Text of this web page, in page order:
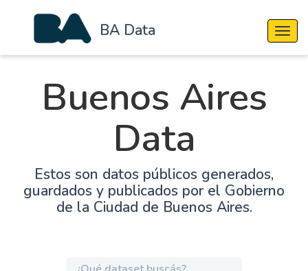
BA Data
Buenos Aires
Data
Estos son datos públicos generados,
guardados y publicados por el Gobierno
de la Ciudad de Buenos Aires.